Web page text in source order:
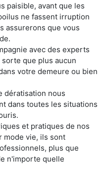
paisible, avant que les
ne fassent irruption
assurerons que vous
avec des experts
que plus aucun
votre demeure ou bien
dératisation nous
dans toutes les situations
et pratiques de nos
mode vie, ils sont
plus que
n'importe quelle